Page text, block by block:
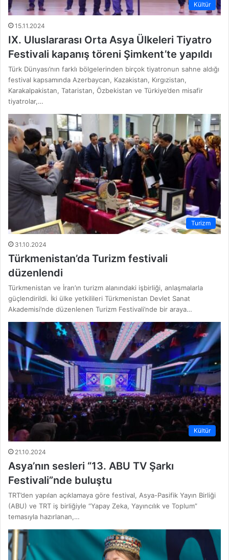
Kültür
15.11.2024
IX. Uluslararası Orta Asya Ülkeleri Tiyatro
Festivali kapanış töreni Şimkent’te yapıldı
Türk Dünyası’nın farklı bölgelerinden birçok tiyatronun sahne aldığı
festival kapsamında Azerbaycan, Kazakistan, Kırgızistan,
Karakalpakistan, Tataristan, Özbekistan ve Türkiye’den misafir
tiyatrolar,…
Turizm
31.10.2024
Türkmenistan’da Turizm festivali
düzenlendi
Türkmenistan ve İran’ın turizm alanındaki işbirliği, anlaşmalarla
güçlendirildi. İki ülke yetkilileri Türkmenistan Devlet Sanat
Akademisi’nde düzenlenen Turizm Festivali’nde bir araya…
Kültür
21.10.2024
Asya’nın sesleri “13. ABU TV Şarkı
Festivali”nde buluştu
TRT’den yapılan açıklamaya göre festival, Asya-Pasifik Yayın Birliği
(ABU) ve TRT iş birliğiyle “Yapay Zeka, Yayıncılık ve Toplum”
temasıyla hazırlanan,…